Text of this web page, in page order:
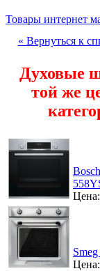
Товары интернет
« Вернуться к
Духовые
той же